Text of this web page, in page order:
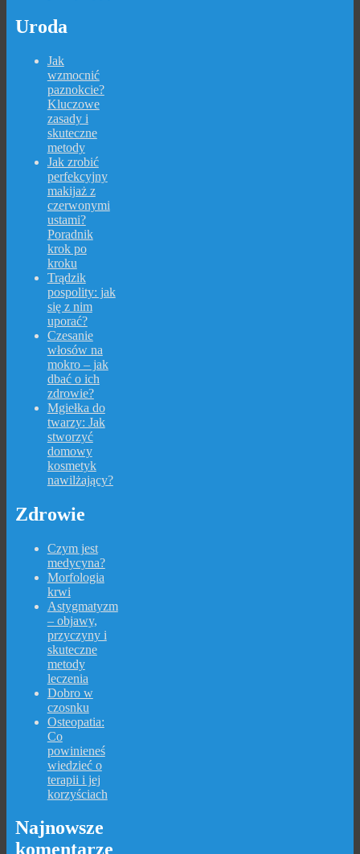
Uroda
Jak
wzmocnić
paznokcie?
Kluczowe
zasady i
skuteczne
metody
Jak zrobić
perfekcyjny
makijaż z
czerwonymi
ustami?
Poradnik
krok po
kroku
Trądzik
pospolity: jak
się z nim
uporać?
Czesanie
włosów na
mokro – jak
dbać o ich
zdrowie?
Mgiełka do
twarzy: Jak
stworzyć
domowy
kosmetyk
nawilżający?
Zdrowie
Czym jest
medycyna?
Morfologia
krwi
Astygmatyzm
– objawy,
przyczyny i
skuteczne
metody
leczenia
Dobro w
czosnku
Osteopatia:
Co
powinieneś
wiedzieć o
terapii i jej
korzyściach
Najnowsze
komentarze